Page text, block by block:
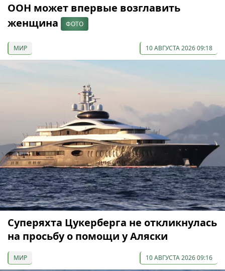
ООН может впервые возглавить
женщина
ФОТО
МИР 10 АВГУСТА 2026 09:18
Суперяхта Цукерберга не откликнулась
на просьбу о помощи у Аляски
МИР 10 АВГУСТА 2026 09:16